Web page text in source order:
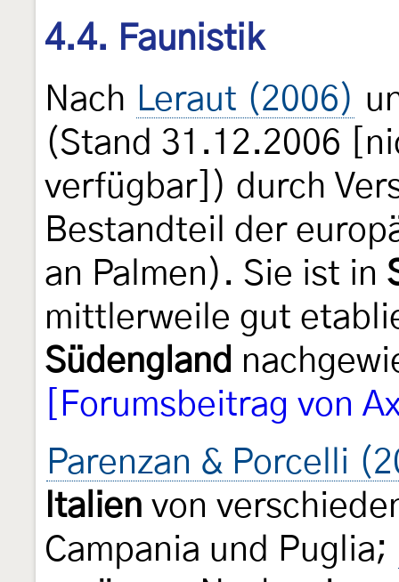
4.4. Faunistik
Nach Leraut (2006)
(Stand 31.12.2006
verfügbar]) durch
Bestandteil der
an Palmen). Sie ist in
mittlerweile gut
Südengland
[Forumsbeitrag von
Parenzan & Porcelli
Italien von
Campania und Puglia;